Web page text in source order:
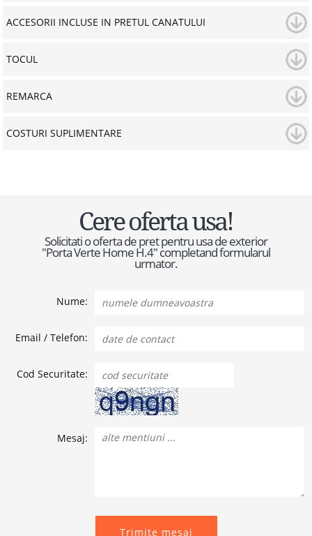
ACCESORII INCLUSE IN PRETUL CANATULUI
TOCUL
REMARCA
COSTURI SUPLIMENTARE
Cere oferta usa!
Solicitati o oferta de pret pentru usa de exterior
"Porta Verte Home H.4" completand formularul
urmator.
Nume:
Email / Telefon:
Cod Securitate:
Mesaj:
Trimite mesaj